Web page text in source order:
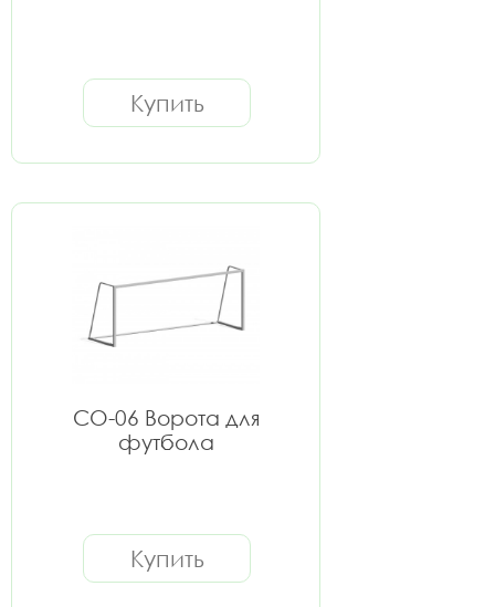
Купить
СО-06 Ворота для
футбола
Купить